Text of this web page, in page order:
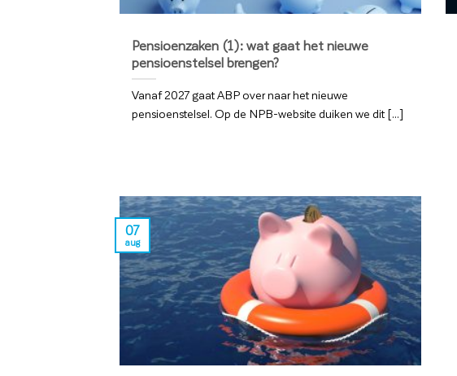
Pensioenzaken (1): wat gaat het nieuwe
pensioenstelsel brengen?
Vanaf 2027 gaat ABP over naar het nieuwe
pensioenstelsel. Op de NPB-website duiken we dit [...]
07
aug